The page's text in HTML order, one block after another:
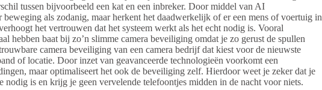
tussen bijvoorbeeld een kat en een inbreker. Door middel van AI
als zodanig, maar herkent het daadwerkelijk of er een mens of voertuig in
het vertrouwen dat het systeem werkt als het echt nodig is. Vooral
hebben baat bij zo’n slimme camera beveiliging omdat je zo gerust de spullen
camera beveiliging van een camera bedrijf dat kiest voor de nieuwste
of locatie. Door inzet van geavanceerde technologieën voorkomt een
maar optimaliseert het ook de beveiliging zelf. Hierdoor weet je zeker dat je
nodig is en krijg je geen vervelende telefoontjes midden in de nacht voor niets.